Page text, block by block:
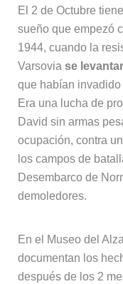
El 2 de Octubre
sueño que empezó
1944, cuando la
Varsovia se
que habían invadido
Era una lucha de
David sin armas
ocupación, contra
los campos de
Desembarco de
demoledores.
En el Museo del
documentan los
después de los 2